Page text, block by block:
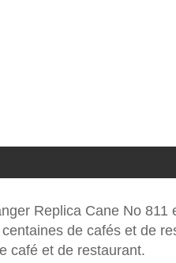
Replica Cane No
de cafés et de
café et de restaurant.